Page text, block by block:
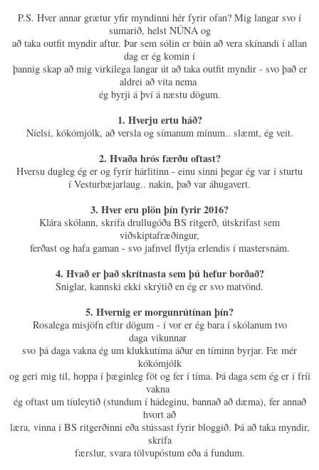
P.S. Hver annar grætur yfir myndinni hér fyrir ofan? Mig langar svo í
sumarið, helst NÚNA og
að taka outfit myndir aftur. Þar sem sólin er búin að vera skínandi í allan
dag er ég komin í
þannig skap að mig virkilega langar út að taka outfit myndir - svo það er
aldrei að vita nema
ég byrji á því á næstu dögum.
1. Hverju ertu háð?
Níelsi, kókómjólk, að versla og símanum mínum.. slæmt, ég veit.
2. Hvaða hrós færðu oftast?
Hversu dugleg ég er og fyrir hárlitinn - einu sinni þegar ég var í sturtu
í Vesturbæjarlaug.. nakin, það var áhugavert.
3. Hver eru plön þín fyrir 2016?
Klára skólann, skrifa drullugóða BS ritgerð, útskrifast sem
viðskiptafræðingur,
ferðast og hafa gaman - svo jafnvel flytja erlendis í mastersnám.
4. Hvað er það skrítnasta sem þú hefur borðað?
Sniglar, kannski ekki skrýtið en ég er svo matvönd.
5. Hvernig er morgunrútínan þín?
Rosalega misjöfn eftir dögum - í vor er ég bara í skólanum tvo
daga vikunnar
svo þá daga vakna ég um klukkutíma áður en tíminn byrjar. Fæ mér
kókómjólk
og geri mig til, hoppa í þæginleg föt og fer í tíma. Þá daga sem ég er í fríi
vakna
ég oftast um tíuleytið (stundum í hádeginu, bannað að dæma), fer annað
hvort að
læra, vinna í BS ritgerðinni eða stússast fyrir bloggið. Þá að taka myndir,
skrifa
færslur, svara tölvupóstum eða á fundum.